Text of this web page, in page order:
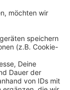
sie über die
wird
for Future“
zu
hat sich den
extra